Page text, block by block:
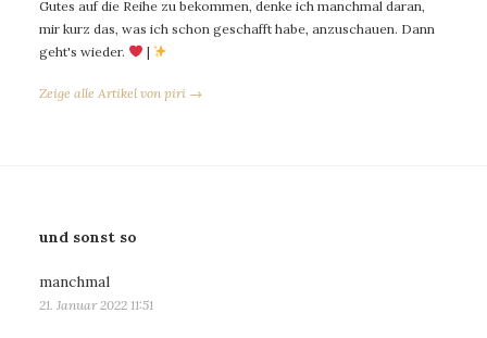
Gutes auf die Reihe zu bekommen, denke ich manchmal daran,
mir kurz das, was ich schon geschafft habe, anzuschauen. Dann
geht's wieder.
|
Zeige alle Artikel von piri →
und sonst so
manchmal
21. Januar 2022 11:51